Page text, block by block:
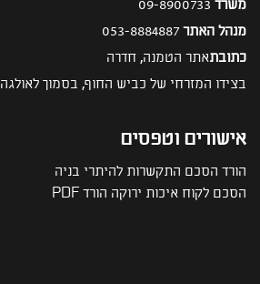
מנהל האתר053-8884887
כתובתאתר הטמנה, חדרה
בצידו המזרחי של כביש החוף, בסמוך לאולגה
אישורים וטפסים
הורד הסכם התקשרות להיתרי בניה
הסכם לקוח איכות ירוקה הורד PDF